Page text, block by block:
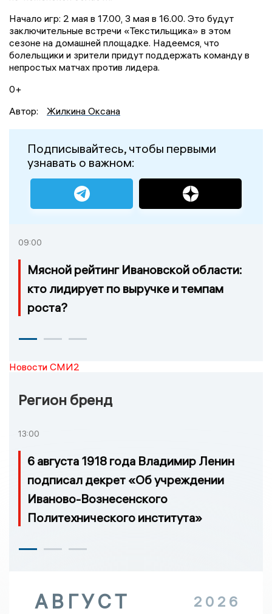
Начало игр: 2 мая в 17.00, 3 мая в 16.00. Это будут
заключительные встречи «Текстильщика» в этом
сезоне на домашней площадке. Надеемся, что
болельщики и зрители придут поддержать команду в
непростых матчах против лидера.
0+
Автор:
Жилкина Оксана
Подписывайтесь, чтобы первыми
узнавать о важном:
09:00
Мясной рейтинг Ивановской области:
кто лидирует по выручке и темпам
роста?
Новости СМИ2
Регион бренд
13:00
6 августа 1918 года Владимир Ленин
подписал декрет «Об учреждении
Иваново-Вознесенского
Политехнического института»
АВГУСТ 2026